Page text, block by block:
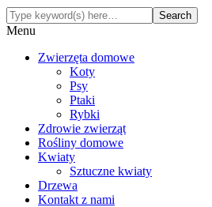
Menu
Zwierzęta domowe
Koty
Psy
Ptaki
Rybki
Zdrowie zwierząt
Rośliny domowe
Kwiaty
Sztuczne kwiaty
Drzewa
Kontakt z nami